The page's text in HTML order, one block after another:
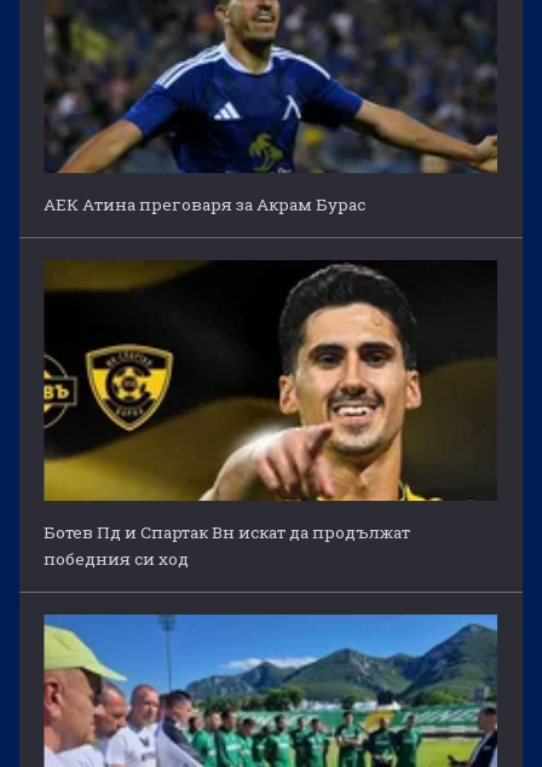
АЕК Атина преговаря за Акрам Бурас
Ботев Пд и Спартак Вн искат да продължат
победния си ход